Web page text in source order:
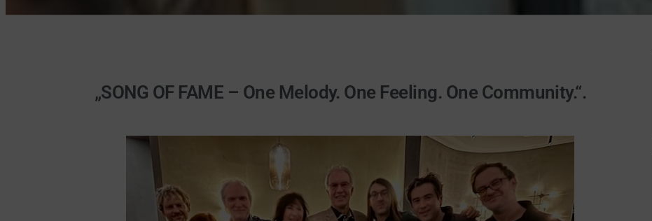
„SONG OF FAME – One Melody. One Feeling. One Community.“.